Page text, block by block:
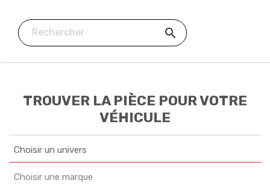

TROUVER LA PIÈCE POUR VOTRE
VÉHICULE
Choisir un univers
Choisir une marque